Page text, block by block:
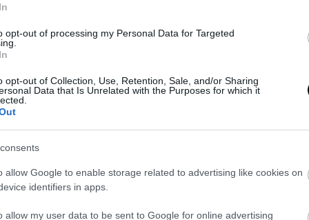
opt-out of processing my Personal Data for Targeted
opt-out of Collection, Use, Retention, Sale, and/or Sharing
Data that Is Unrelated with the Purposes for which it
allow Google to enable storage related to advertising like cookies on
identifiers in apps.
allow my user data to be sent to Google for online advertising
αφήγημα που στοχεύει την Αθήνα
ανάγνωση επιχειρεί να συνδέσει άμεσα αυτή
με ανησυχία την ταχύτητα με την οποία η
όχι μόνο στην παραγωγή επιθετικών UAV, αλλά
ανάσχεσής τους.
που εκπέμπεται από την Άγκυρα είναι σαφές: η
βιομηχανία επιδιώκει να παρουσιάσει το
περιορίσει την επιχειρησιακή αξία των
μια νέα πραγματικότητα στον